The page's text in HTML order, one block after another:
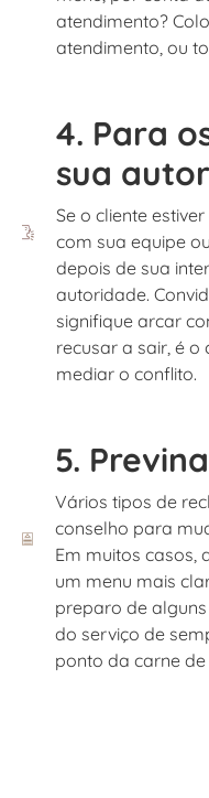
atendimento?
atendimento, ou
4. Para
sua
Se o cliente
com sua equipe
depois de sua
autoridade.
signifique arcar
recusar a sair, é
mediar o conflito.
5.
Vários tipos de
conselho para
Em muitos casos,
um menu mais
preparo de
do serviço de
ponto da carne